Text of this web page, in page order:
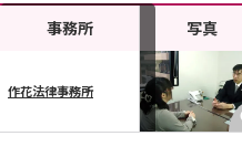
横スクロール可能
事務所 写真
作花法律事務所